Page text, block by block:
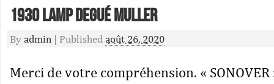
1930 lamp degué muller
By admin | Published août 26, 2020
Merci de votre compréhension. « SONOVER